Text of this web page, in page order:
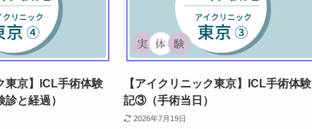
東京】ICL手術体験
と経過）
【アイクリニック東京】ICL手術体験
記③（手術当日）
2026年7月19日